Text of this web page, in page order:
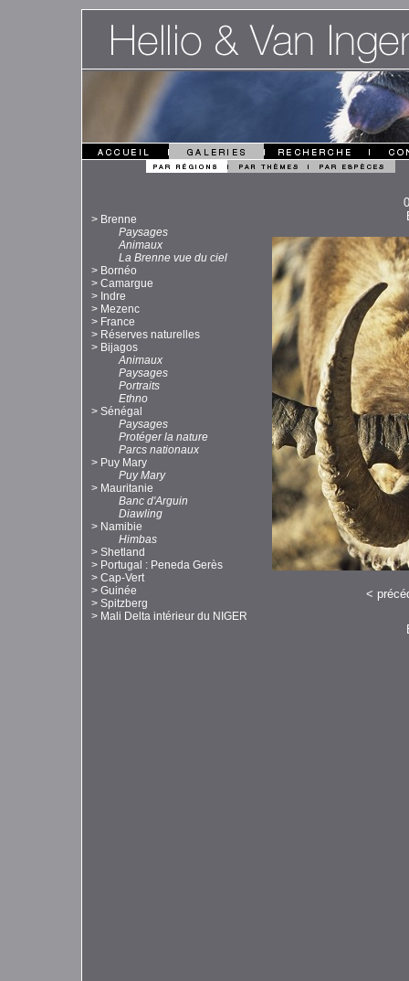
> Brenne
Paysages
Animaux
La Brenne vue du ciel
> Bornéo
> Camargue
> Indre
> Mezenc
> France
> Réserves naturelles
> Bijagos
Animaux
Paysages
Portraits
Ethno
> Sénégal
Paysages
Protéger la nature
Parcs nationaux
> Puy Mary
Puy Mary
> Mauritanie
Banc d'Arguin
Diawling
> Namibie
Himbas
> Shetland
> Portugal : Peneda Gerès
> Cap-Vert
> Guinée
> Spitzberg
> Mali Delta intérieur du NIGER
<